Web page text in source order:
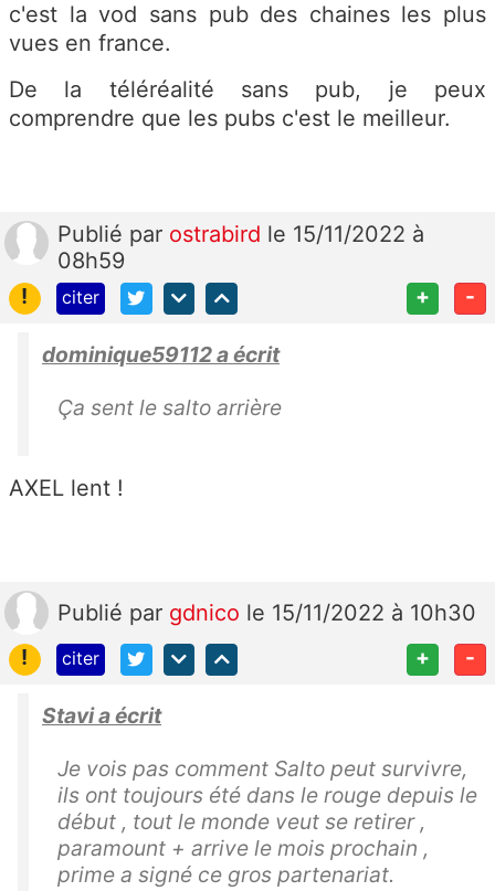
c'est la vod sans pub des chaines les plus
vues en france.
De la téléréalité sans pub, je peux
comprendre que les pubs c'est le meilleur.
Publié par ostrabird le 15/11/2022 à
08h59
!
citer + -
dominique59112 a écrit
Ça sent le salto arrière
AXEL lent !
Publié par gdnico le 15/11/2022 à 10h30
!
citer + -
Stavi a écrit
Je vois pas comment Salto peut survivre,
ils ont toujours été dans le rouge depuis le
début , tout le monde veut se retirer ,
paramount + arrive le mois prochain ,
prime a signé ce gros partenariat.